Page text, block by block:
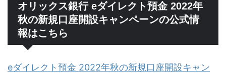
オリックス銀行 eダイレクト預金 2022年
秋の新規口座開設キャンペーンの公式情
報はこちら
eダイレクト預金 2022年秋の新規口座開設キャン